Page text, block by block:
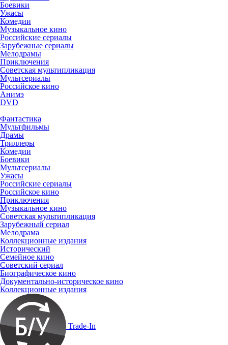
Боевики
Ужасы
Комедии
Музыкальное кино
Российские сериалы
Зарубежные сериалы
Мелодрамы
Приключения
Советская мультипликация
Мультсериалы
Российское кино
Анимэ
DVD
Фантастика
Мультфильмы
Драмы
Триллеры
Комедии
Боевики
Мультсериалы
Ужасы
Российские сериалы
Российское кино
Приключения
Музыкальное кино
Советская мультипликация
Зарубежный сериал
Мелодрама
Коллекционные издания
Исторический
Семейное кино
Советский сериал
Биографическое кино
Документально-историческое кино
Коллекционные издания
Trade-In